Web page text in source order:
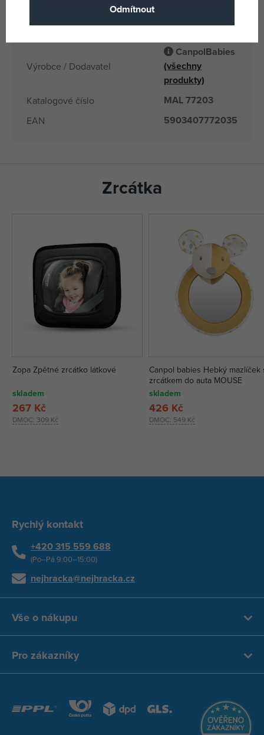
Výrobce / Dodavatel
CanpolBabies
(všechny
produkty)
Katalogové číslo MAL 77203
EAN 5903407772035
Zrcátka
Zopa Zpětné zrcátko látkové
skladem
DMOC: 309 Kč
267 Kč
Canpol babies Hebký mazlíček
zrcátkem do auta MOUSE
skladem
DMOC: 549 Kč
426 Kč
Rychlý kontakt
+420 315 559 688
(Po–Pá 9:00–15:00)
nejhracka@nejhracka.cz
Vše o nákupu
Pro zákazníky
Odmítnout